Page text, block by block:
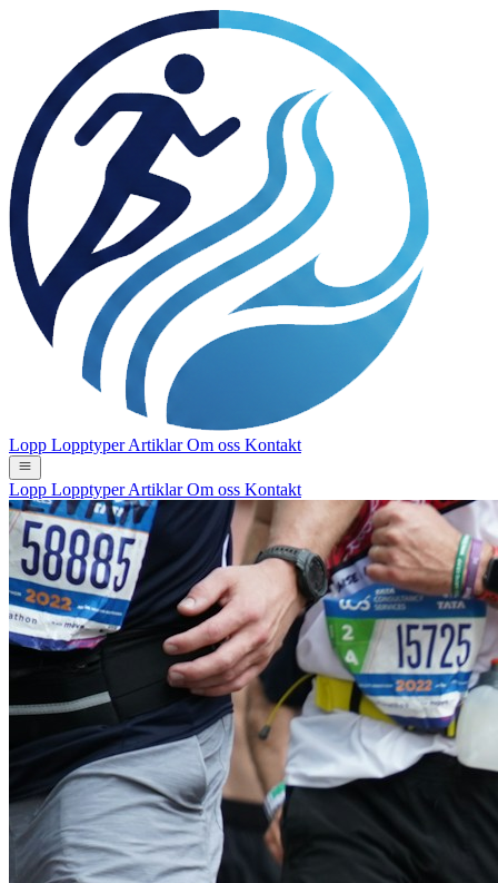
Lopp LopptyperArtiklarOm oss Kontakt
Lopp LopptyperArtiklarOm oss Kontakt